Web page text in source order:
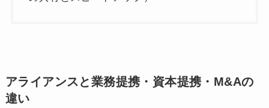
アライアンスと業務提携・資本提携・M&Aの
違い